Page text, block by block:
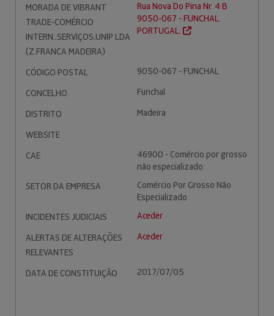
MORADA DE VIBRANT
TRADE-COMÉRCIO
INTERN.,SERVIÇOS,UNIP LDA
(Z.FRANCA MADEIRA)
Rua Nova Do Pina Nr. 4 B
9050-067 - FUNCHAL.
PORTUGAL.
CÓDIGO POSTAL
9050-067 - FUNCHAL
CONCELHO
Funchal
DISTRITO
Madeira
WEBSITE
CAE
46900 - Comércio por grosso
não especializado
SETOR DA EMPRESA
Comércio Por Grosso Não
Especializado
INCIDENTES JUDICIAIS
Aceder
ALERTAS DE ALTERAÇÕES
RELEVANTES
Aceder
DATA DE CONSTITUIÇÃO 2017/07/05